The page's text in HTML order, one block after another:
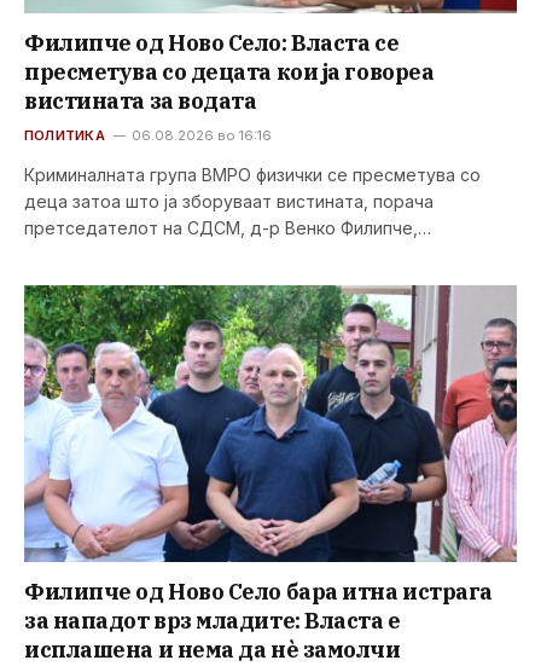
Филипче од Ново Село: Власта се
пресметува со децата кои ја говореа
вистината за водата
ПОЛИТИКА 06.08.2026 во 16:16
Криминалната група ВМРО физички се пресметува со
деца затоа што ја зборуваат вистината, порача
претседателот на СДСМ, д-р Венко Филипче,…
Филипче од Ново Село бара итна истрага
за нападот врз младите: Власта е
исплашена и нема да нè замолчи